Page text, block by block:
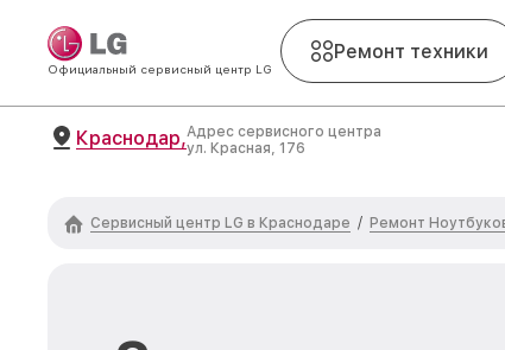
Официальный сервисный центр LG
Ремонт техники
Краснодар,Адрес сервисного центра
ул. Красная, 176
Сервисный центр LG в Краснодаре / Ремонт